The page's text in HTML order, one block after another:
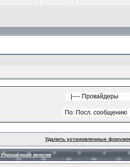
Удалить установленные
Упрощённая версия